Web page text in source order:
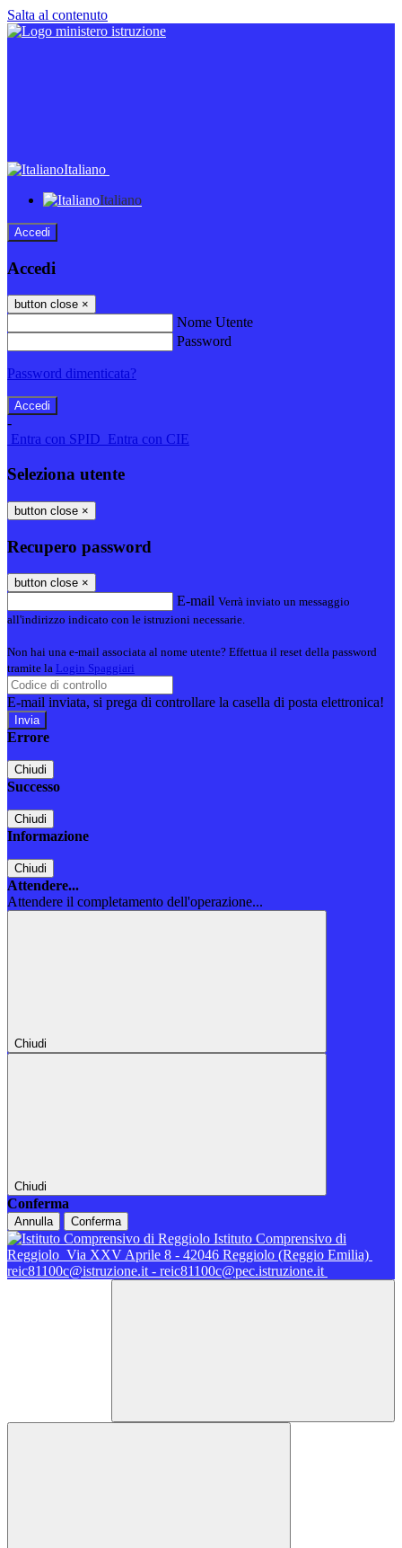
Salta al contenuto
Italiano
Italiano
Accedi
Accedi
button close ×
Nome Utente
Password
Password dimenticata?
-
Entra con SPID Entra con CIE
Seleziona utente
button close ×
Recupero password
button close ×
E-mail Verrà inviato un messaggio
all'indirizzo indicato con le istruzioni necessarie.
Non hai una e-mail associata al nome utente? Effettua il reset della password
tramite la Login Spaggiari
E-mail inviata, si prega di controllare la casella di posta elettronica!
Errore
Chiudi
Successo
Chiudi
Informazione
Chiudi
Attendere...
Attendere il completamento dell'operazione...
Chiudi
Chiudi
Conferma
Annulla Conferma
Istituto Comprensivo di
Reggiolo Via XXV Aprile 8 - 42046 Reggiolo (Reggio Emilia)
reic81100c@istruzione.it - reic81100c@pec.istruzione.it